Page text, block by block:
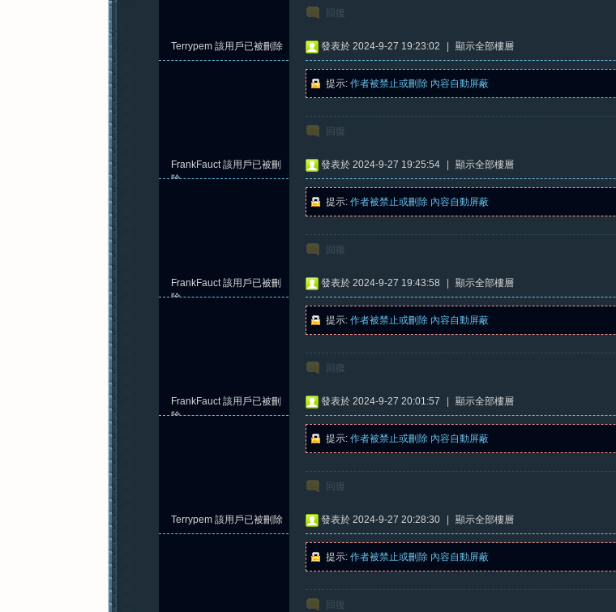
元
回復
Terrypem 該用戶已被刪除 發表於 2024-9-27 19:23:02 顯示全部樓層
提示: 作者被禁止或刪除 內容自動屏蔽
回復
FrankFauct該用戶已被刪
除
發表於 2024-9-27 19:25:54 顯示全部樓層
提示: 作者被禁止或刪除 內容自動屏蔽
回復
FrankFauct該用戶已被刪
除
發表於 2024-9-27 19:43:58 顯示全部樓層
提示: 作者被禁止或刪除 內容自動屏蔽
回復
FrankFauct該用戶已被刪
除
發表於 2024-9-27 20:01:57 顯示全部樓層
提示: 作者被禁止或刪除 內容自動屏蔽
回復
Terrypem 該用戶已被刪除 發表於 2024-9-27 20:28:30 顯示全部樓層
提示: 作者被禁止或刪除 內容自動屏蔽
回復